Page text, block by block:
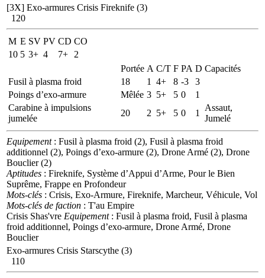
[3X] Exo-armures Crisis Fireknife (3)
120
M E SV PV CD CO
10 5 3+ 4 7+
2
Portée A C/T F PA D Capacités
Fusil à plasma froid
18 1 4+ 8 -3
3
Poings d’exo-armure
Mêlée 3 5+ 5 0
1
Carabine à impulsions
jumelée
20 2 5+ 5 0 1
Assaut,
Jumelé
Equipement: Fusil à plasma froid (2), Fusil à plasma froid
additionnel (2), Poings d’exo-armure (2), Drone Armé (2), Drone
Bouclier (2)
Aptitudes : Fireknife, Système d’Appui d’Arme, Pour le Bien
Suprême, Frappe en Profondeur
Mots-clés : Crisis, Exo-Armure, Fireknife, Marcheur, Véhicule, Vol
Mots-clés de faction : T'au Empire
Crisis Shas'vre Equipement: Fusil à plasma froid, Fusil à plasma
froid additionnel, Poings d’exo-armure, Drone Armé, Drone
Bouclier
Exo-armures Crisis Starscythe (3)
110